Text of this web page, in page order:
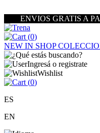
ENVIOS GRATIS A
(0)
NEW IN SHOP
Ingresá o registrate
Wishlist
(0)
ES
EN